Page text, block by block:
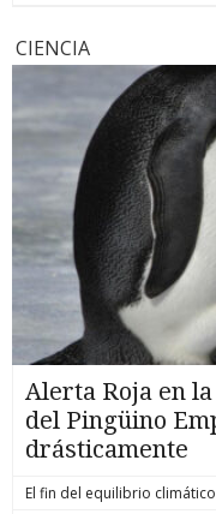
CIENCIA
Alerta Roja en
del Pingüino
drásticamente
El fin del equilibrio